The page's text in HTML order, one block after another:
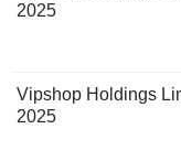
2025
Vipshop Holdings
2025